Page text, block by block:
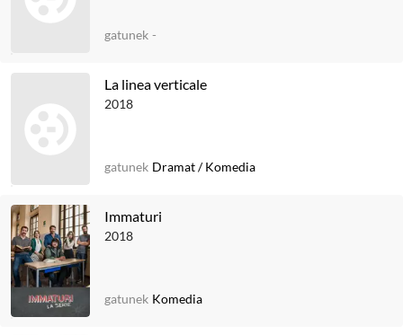
gatunek -
La linea verticale
2018
gatunek Dramat/Komedia
Immaturi
2018
gatunek Komedia